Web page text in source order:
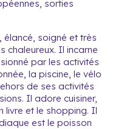
sorties
élancé, soigné et très
chaleureux. Il incarne
par les activités
la piscine, le vélo
de ses activités
Il adore cuisiner,
livre et le shopping. Il
est le poisson